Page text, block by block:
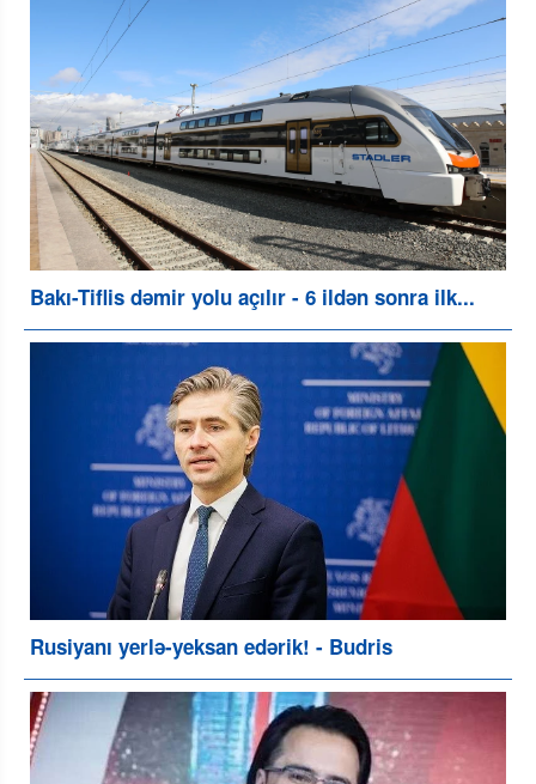
Bakı-Tiflis dəmir yolu açılır - 6 ildən sonra ilk...
Rusiyanı yerlə-yeksan edərik! - Budris